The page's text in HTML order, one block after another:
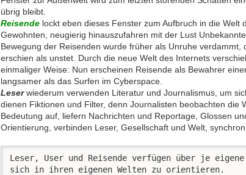
übrig bleibt.
Reisende lockt eben dieses Fenster zum Aufbruch in die Welt
Gewohnten, neugierig hinauszufahren mit der Lust
Bewegung der Reisenden wurde früher als Unruhe
erschien als unstet. Durch die neue Welt des Internets
einmaliger Weise: Nun erscheinen Reisende als Bewahrer
langsamer als das Surfen im Cyberspace.
Leserwiederum verwenden Literatur und Journalismus, um
dienen Fiktionen und Filter, denn Journalisten beobachten die
Bedeutung auf, liefern Nachrichten und Reportage, Glossen
Orientierung, verbinden Leser, Gesellschaft und Welt,
Leser, User und Reisende verfügen über je eigene
sich in ihren eigenen Welten zu orientieren.